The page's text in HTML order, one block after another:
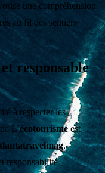
une compréhension
au fil des sentiers
responsable
à respecter les
L’écotourisme est
,
responsabilité